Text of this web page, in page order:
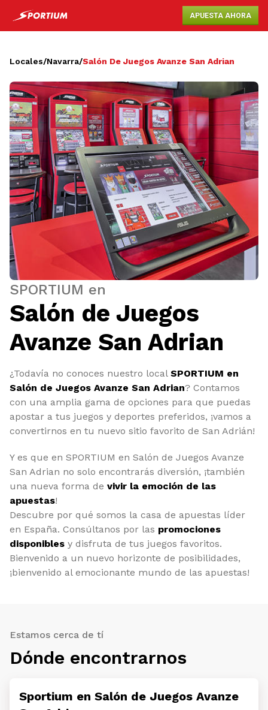
APUESTA AHORA
Locales/Navarra/Salón De Juegos Avanze San Adrian
SPORTIUM en
Salón de Juegos
Avanze San Adrian
¿Todavía no conoces nuestro local SPORTIUM en
Salón de Juegos Avanze San Adrian? Contamos
con una amplia gama de opciones para que puedas
apostar a tus juegos y deportes preferidos, ¡vamos a
convertirnos en tu nuevo sitio favorito de San Adrián!
Y es que en SPORTIUM en Salón de Juegos Avanze
San Adrian no solo encontrarás diversión, ¡también
una nueva forma de vivir la emoción de las
apuestas!
Descubre por qué somos la casa de apuestas líder
en España. Consúltanos por las promociones
disponibles y disfruta de tus juegos favoritos.
Bienvenido a un nuevo horizonte de posibilidades,
¡bienvenido al emocionante mundo de las apuestas!
Estamos cerca de tí
Dónde encontrarnos
Sportium en Salón de Juegos Avanze